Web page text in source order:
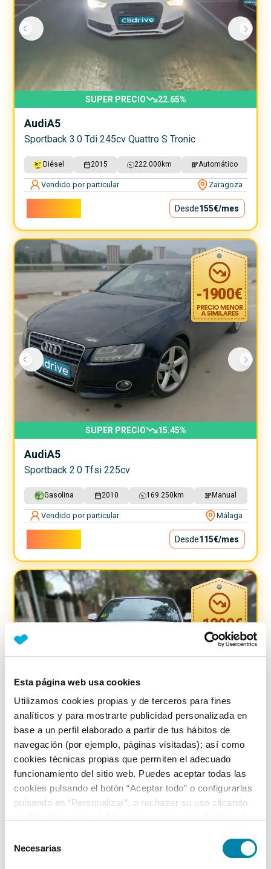
Esta página web usa cookies
Utilizamos cookies propias y de terceros para fines
analíticos y para mostrarte publicidad personalizada en
base a un perfil elaborado a partir de tus hábitos de
navegación (por ejemplo, páginas visitadas); así como
cookies técnicas propias que permiten el adecuado
funcionamiento del sitio web. Puedes aceptar todas las
cookies pulsando el botón “Aceptar todo” o configurarlas
pulsando en “Personalizar”, o rechazar su uso clicando
Necesarias
SUPER PRECIO 22.65%
AudiA5
Sportback 3.0 Tdi 245cv Quattro S Tronic
Diésel 2015 222.000 km Automático
Vendido por particular Zaragoza
Desde155€/mes
-1900€
SUPER PRECIO 15.45%
AudiA5
Sportback 2.0 Tfsi 225cv
Gasolina 2010 169.250 km Manual
Vendido por particular Málaga
Desde115€/mes
-1299€
BUEN PRECIO 8.78%
Audi A5
Cabrio 3.0 Tdi 240cv Dpf Quattro Stronic
Vendido por particular Barcelona